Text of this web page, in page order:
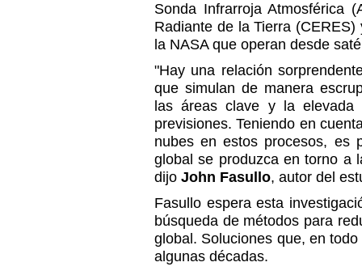
Sonda Infrarroja Atmosférica
Radiante de la Tierra
la NASA que operan desde
"Hay una relación
que simulan de manera
las áreas clave y la
previsiones. Teniendo en
nubes en estos procesos, es
global se produzca en torno a
dijo John Fasullo, autor del
Fasullo espera esta
búsqueda de métodos para
global. Soluciones que, en
algunas décadas.